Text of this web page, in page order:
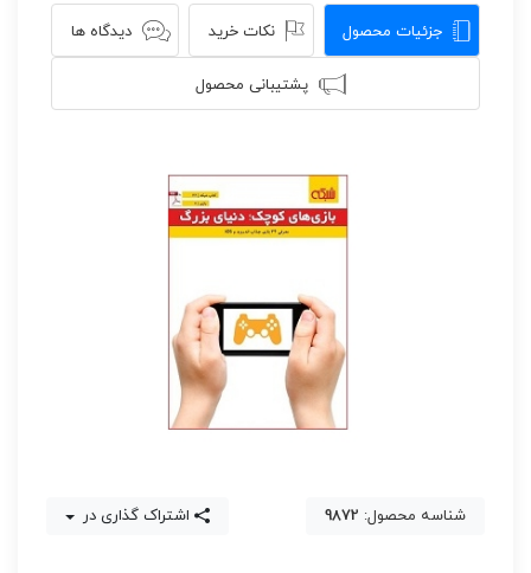
جزئیات محصول نکات خرید دیدگاه ها
پشتیبانی محصول
شناسه محصول: 9872 اشتراک گذاری در